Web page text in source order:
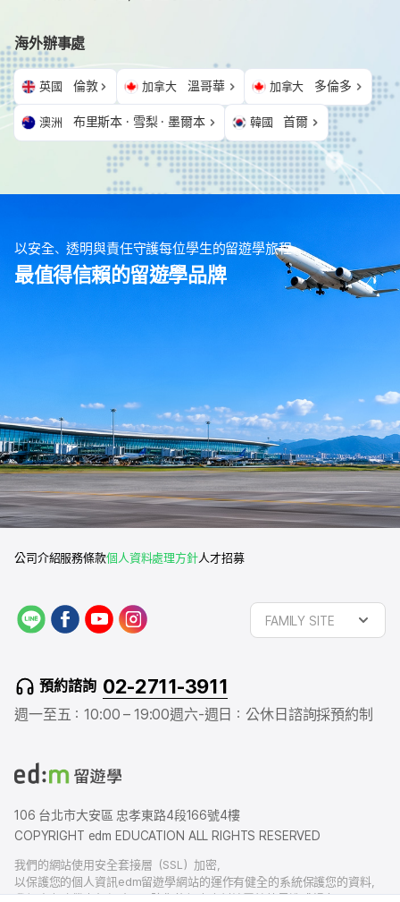
海外辦事處
英國 倫敦 加拿大 溫哥華 加拿大 多倫多
澳洲 布里斯本 · 雪梨 · 墨爾本 韓國 首爾
以安全、透明與責任守護每位學生的留遊學旅程
最值得信賴的留遊學品牌
公司介紹服務條款個人資料處理方針人才招募
L
f
a
b
o
y
o
u
e
a
r
FAMILY SITE
預約諮詢 02-2711-3911
週一至五：10:00 – 19:00週六-週日：公休日 諮詢採預約制
106 台北市大安區 忠孝東路4段166號4樓
COPYRIGHT edm EDUCATION ALL RIGHTS RESERVED
我們的網站使用安全套接層（SSL）加密，
以保護您的個人資訊edm留遊學網站的運作有健全的系統保護您的資料，
我們也有賠償責任保險，以防您的個人資料洩露給外界造成損害